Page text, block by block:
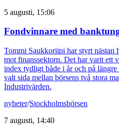
5 augusti, 15:06
Fondvinnare med
Tommi Saukkoriipi har styrt nästan
mot finanssektorn. Det har varit ett
index tydligt både i år och på
valt sida mellan börsens två stora
Industrivärden.
nyheter/Stockholmsbörsen
7 augusti, 14:40